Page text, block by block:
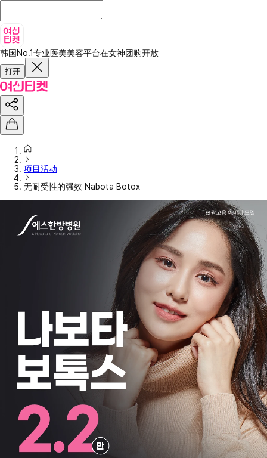
韩国No.1专业医美美容平台在女神团购开放
打开
项目活动
无耐受性的强效 Nabota Botox